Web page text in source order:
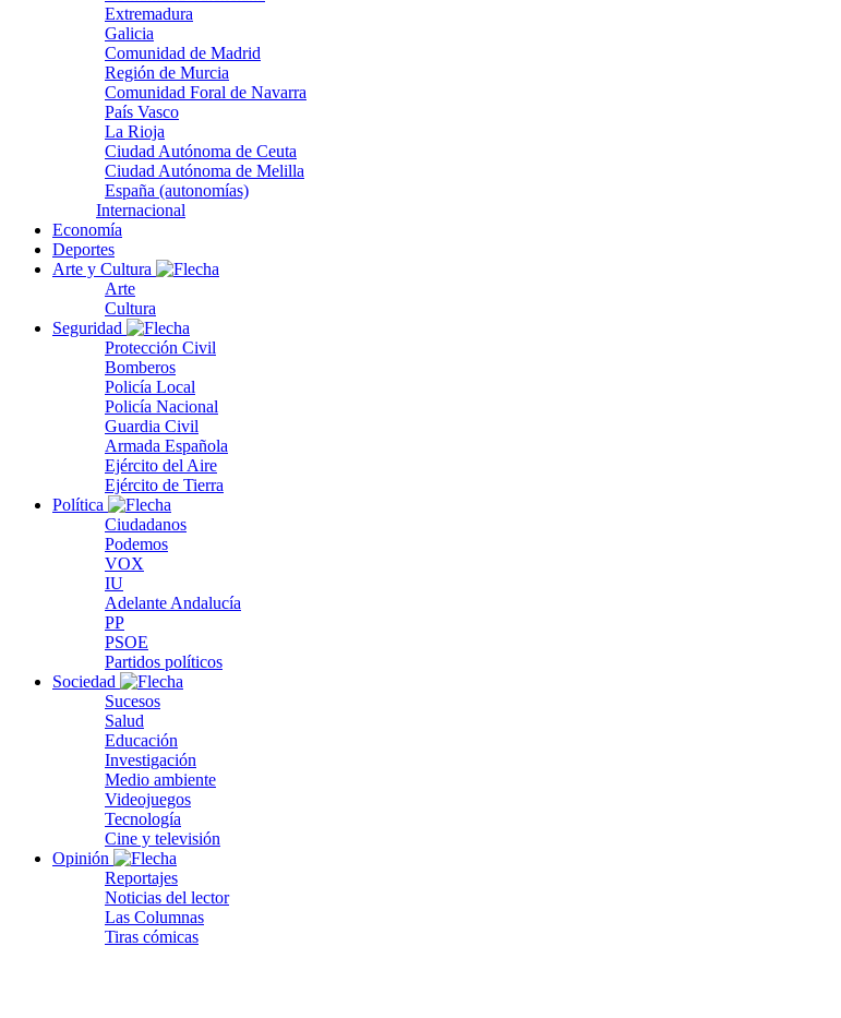
Extremadura
Galicia
Comunidad de Madrid
Región de Murcia
Comunidad Foral de Navarra
País Vasco
La Rioja
Ciudad Autónoma de Ceuta
Ciudad Autónoma de Melilla
España (autonomías)
Internacional
Economía
Deportes
Arte y Cultura
Arte
Cultura
Seguridad
Protección Civil
Bomberos
Policía Local
Policía Nacional
Guardia Civil
Armada Española
Ejército del Aire
Ejército de Tierra
Política
Ciudadanos
Podemos
VOX
IU
Adelante Andalucía
PP
PSOE
Partidos políticos
Sociedad
Sucesos
Salud
Educación
Investigación
Medio ambiente
Videojuegos
Tecnología
Cine y televisión
Opinión
Reportajes
Noticias del lector
Las Columnas
Tiras cómicas